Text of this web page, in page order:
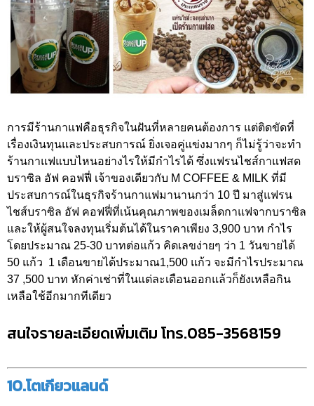
การมีร้านกาแฟคือธุรกิจในฝันที่หลายคนต้องการ แต่ติดขัดที่
เรื่องเงินทุนและประสบการณ์ ยิ่งเจอคู่แข่งมากๆ ก็ไม่รู้ว่าจะทำ
ร้านกาแฟแบบไหนอย่างไรให้มีกำไรได้ ซึ่งแฟรนไชส์กาแฟสด
บราซิล อัฟ คอฟฟี่ เจ้าของเดียวกับ M COFFEE & MILK ที่มี
ประสบการณ์ในธุรกิจร้านกาแฟมานานกว่า 10 ปี มาสู่แฟรน
ไชส์บราซิล อัฟ คอฟฟี่ที่เน้นคุณภาพของเมล็ดกาแฟจากบราซิล
และให้ผู้สนใจลงทุนเริ่มต้นได้ในราคาเพียง 3,900 บาท กำไร
โดยประมาณ 25-30 บาทต่อแก้ว คิดเลขง่ายๆ ว่า 1 วันขายได้
50 แก้ว 1 เดือนขายได้ประมาณ1,500 แก้ว จะมีกำไรประมาณ
37 ,500 บาท หักค่าเช่าที่ในแต่ละเดือนออกแล้วก็ยังเหลือกิน
เหลือใช้อีกมากทีเดียว
สนใจรายละเอียดเพิ่มเติม โทร.085-3568159
10.โตเกียวแลนด์